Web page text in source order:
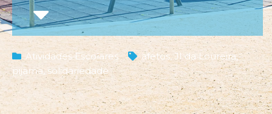
Atividades Escolares afetos,JI da Loureira,
pijama, solidariedade